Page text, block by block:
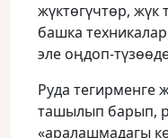
жүктөгүчтөр, жүк
башка
эле оңдоп-
Руда тегирменге
ташылып барып,
«аралашмадагы